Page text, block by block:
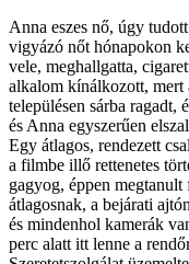
Anna eszes nő, úgy
vigyázó nőt hónapokon
vele, meghallgatta,
alkalom kínálkozott, mert
településen sárba ragadt,
és Anna egyszerűen
Egy átlagos, rendezett
a filmbe illő rettenetes
gagyog, éppen
átlagosnak, a bejárati
és mindenhol kamerák
perc alatt itt lenne a